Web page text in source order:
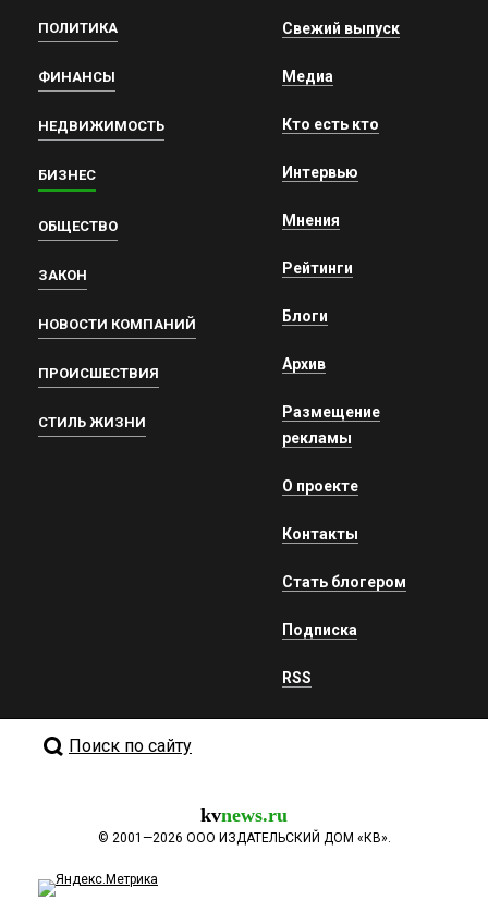
ПОЛИТИКА
ФИНАНСЫ
НЕДВИЖИМОСТЬ
БИЗНЕС
ОБЩЕСТВО
ЗАКОН
НОВОСТИ КОМПАНИЙ
ПРОИСШЕСТВИЯ
СТИЛЬ ЖИЗНИ
Свежий выпуск
Медиа
Кто есть кто
Интервью
Мнения
Рейтинги
Блоги
Архив
Размещение
рекламы
О проекте
Контакты
Стать блогером
Подписка
RSS
Поиск по сайту
kvnews.ru
© 2001—2026 ООО ИЗДАТЕЛЬСКИЙ ДОМ «КВ».